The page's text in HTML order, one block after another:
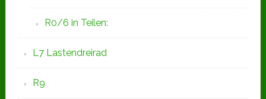
R0/6 in Teilen:
L7 Lastendreirad
R9